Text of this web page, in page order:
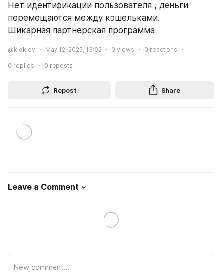
Нет идентификации пользователя , деньги
перемещаются между кошельками.
Шикарная партнерская программа
@kiokiev May 12, 2025, 13:02 0 views 0 reactions
0 replies 0 reposts
Repost Share
Leave a Comment